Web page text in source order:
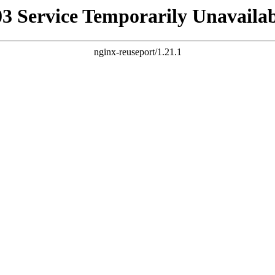
Service Temporarily
nginx-reuseport/1.21.1